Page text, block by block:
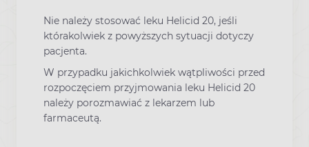
Nie należy stosować leku Helicid 20, jeśli
którakolwiek z powyższych sytuacji dotyczy
pacjenta.
W przypadku jakichkolwiek wątpliwości przed
rozpoczęciem przyjmowania leku Helicid 20
należy porozmawiać z lekarzem lub
farmaceutą.